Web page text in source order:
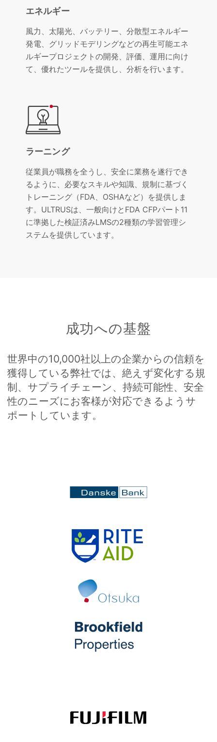
エネルギー
風力、太陽光、バッテリー、分散型エネルギー
発電、グリッドモデリングなどの再生可能エネ
ルギープロジェクトの開発、評価、運用に向け
て、優れたツールを提供し、分析を行います。
ラーニング
従業員が職務を全うし、安全に業務を遂行でき
るように、必要なスキルや知識、規制に基づく
トレーニング（FDA、OSHAなど）を提供しま
す。ULTRUSは、一般向けとFDA CFPパート11
に準拠した検証済みLMSの2種類の学習管理シ
ステムを提供しています。
成功への基盤
世界中の10,000社以上の企業からの信頼を
獲得している弊社では、絶えず変化する規
制、サプライチェーン、持続可能性、安全
性のニーズにお客様が対応できるようサ
ポートしています。